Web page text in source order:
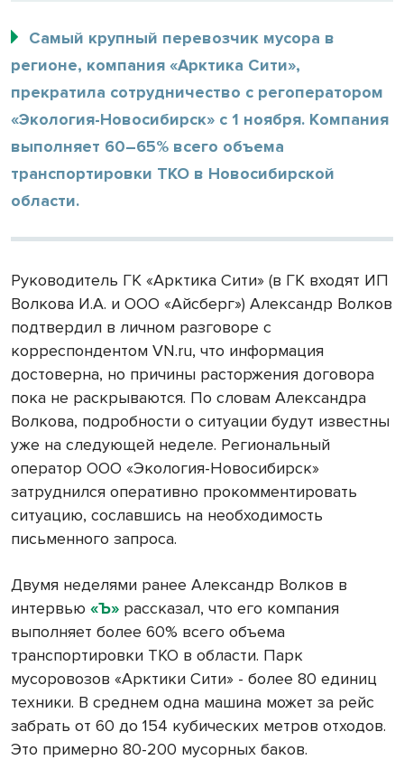
Самый крупный перевозчик мусора в
регионе, компания «Арктика Сити»,
прекратила сотрудничество с регоператором
«Экология-Новосибирск» с 1 ноября. Компания
выполняет 60–65% всего объема
транспортировки ТКО в Новосибирской
области.
Руководитель ГК «Арктика Сити» (в ГК входят ИП
Волкова И.А. и ООО «Айсберг») Александр Волков
подтвердил в личном разговоре с
корреспондентом VN.ru, что информация
достоверна, но причины расторжения договора
пока не раскрываются. По словам Александра
Волкова, подробности о ситуации будут известны
уже на следующей неделе. Региональный
оператор ООО «Экология-Новосибирск»
затруднился оперативно прокомментировать
ситуацию, сославшись на необходимость
письменного запроса.
Двумя неделями ранее Александр Волков в
интервью «Ъ» рассказал, что его компания
выполняет более 60% всего объема
транспортировки ТКО в области. Парк
мусоровозов «Арктики Сити» - более 80 единиц
техники. В среднем одна машина может за рейс
забрать от 60 до 154 кубических метров отходов.
Это примерно 80-200 мусорных баков.